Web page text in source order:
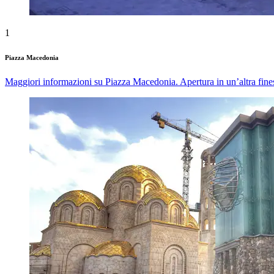
1
Piazza Macedonia
Maggiori informazioni su Piazza Macedonia. Apertura in un’altra